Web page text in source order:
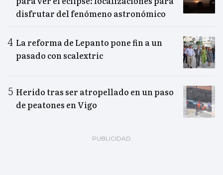
disfrutar del fenómeno astronómico
La reforma de Lepanto pone fin a un
pasado con scalextric
Herido tras ser atropellado en un paso
de peatones en Vigo